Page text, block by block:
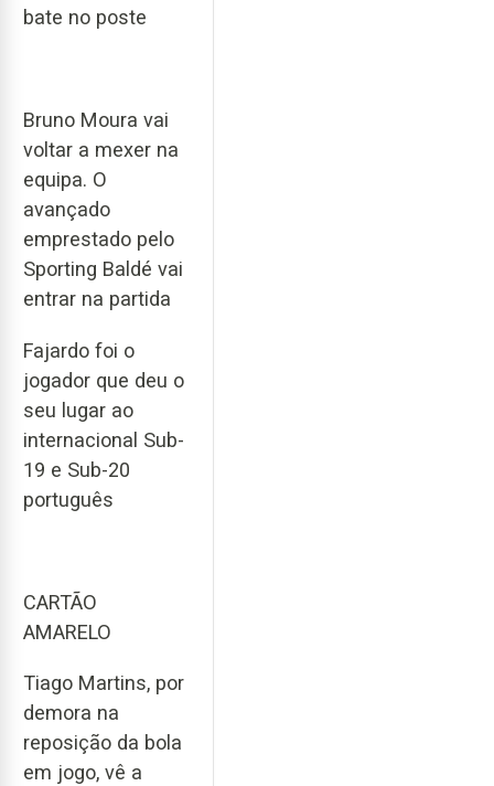
bate no poste
Bruno Moura vai
voltar a mexer na
equipa. O
avançado
emprestado pelo
Sporting Baldé vai
entrar na partida
Fajardo foi o
jogador que deu o
seu lugar ao
internacional Sub-
19 e Sub-20
português
CARTÃO
AMARELO
Tiago Martins, por
demora na
reposição da bola
em jogo, vê a